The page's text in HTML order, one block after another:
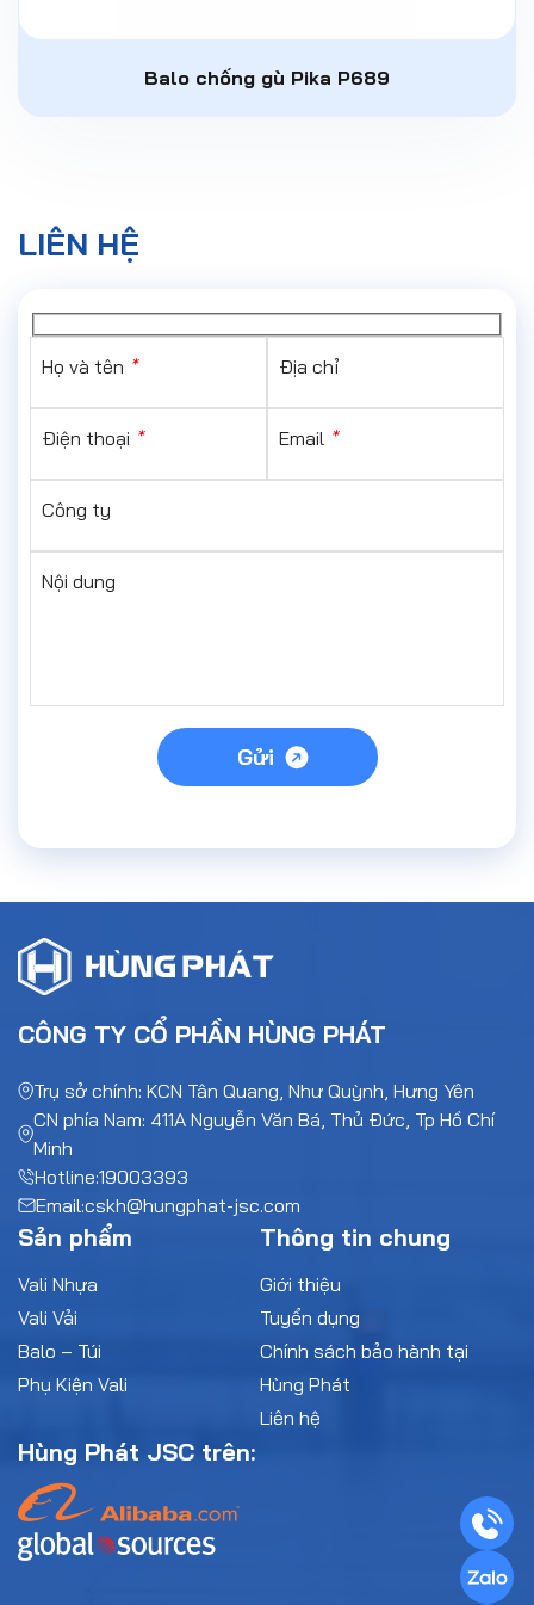
Balo chống gù Pika P689
LIÊN HỆ
Họ và tên * Địa chỉ
Điện thoại * Email *
Công ty
Nội dung
Gửi
CÔNG TY CỔ PHẦN HÙNG PHÁT
Trụ sở chính: KCN Tân Quang, Như Quỳnh, Hưng Yên
CN phía Nam: 411A Nguyễn Văn Bá, Thủ Đức, Tp Hồ Chí
Minh
Hotline:19003393
Email:cskh@hungphat-jsc.com
Sản phẩm
Vali Nhựa
Vali Vải
Balo – Túi
Phụ Kiện Vali
Thông tin chung
Giới thiệu
Tuyển dụng
Chính sách bảo hành tại
Hùng Phát
Liên hệ
Hùng Phát JSC trên: